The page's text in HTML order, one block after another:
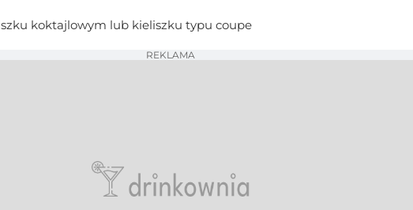
koktajlowym lub kieliszku typu coupe
REKLAMA